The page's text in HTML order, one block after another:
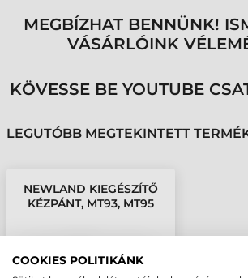
MEGBÍZHAT BENNÜNK!
VÁSÁRLÓINK
KÖVESSE BE YOUTUBE
LEGUTÓBB MEGTEKINTETT
NEWLAND KIEGÉSZÍTŐ
KÉZPÁNT, MT93, MT95
COOKIES POLITIKÁNK